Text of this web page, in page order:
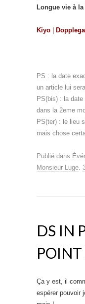
Longue vie à
Kiyo
PS : la date
un article lui
PS(bis) : la
dans la 2eme
PS(ter) : le lieu
mais chose
Publié dans
Monsieur Luge
DS IN
POINT
Ça y est, il
espérer pouvoir